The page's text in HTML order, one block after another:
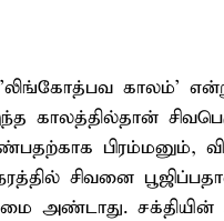
காலம்'
காலத்தில்தான்
பிரம்மனும்,
சிவனை
அண்டாது. சக்தியின்